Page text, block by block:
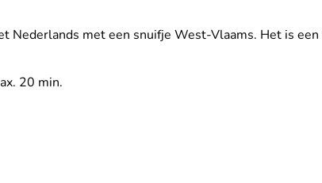
met een snuifje West-Vlaams. Het is
20 min.